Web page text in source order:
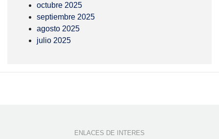
octubre 2025
septiembre 2025
agosto 2025
julio 2025
ENLACES DE INTERES